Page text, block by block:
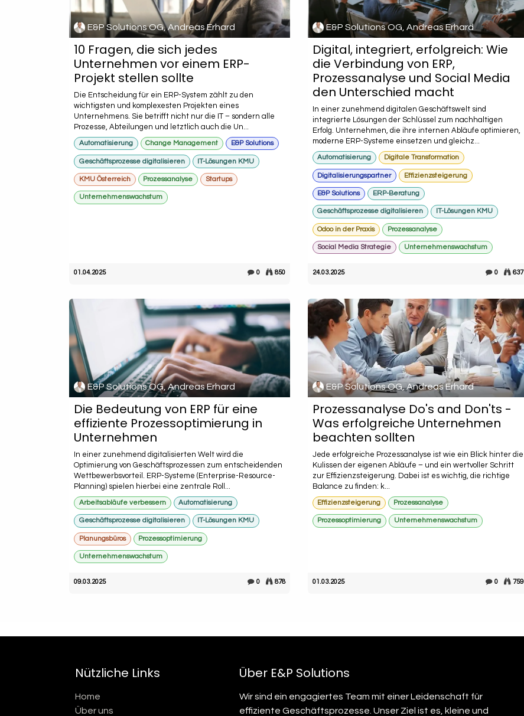
E&P Solutions OG, Andreas Erhard
10 Fragen, die sich jedes
Unternehmen vor einem ERP-
Projekt stellen sollte
Die Entscheidung für ein ERP-System zählt zu den
wichtigsten und komplexesten Projekten eines
Unternehmens. Sie betrifft nicht nur die IT – sondern alle
Prozesse, Abteilungen und letztlich auch die Un...
Automatisierung Change Management E&P Solutions
Geschäftsprozesse digitalisieren IT-Lösungen KMU
KMU Österreich Prozessanalyse Startups
Unternehmenswachstum
01.04.2025 0 850
E&P Solutions OG, Andreas Erhard
Digital, integriert, erfolgreich: Wie
die Verbindung von ERP,
Prozessanalyse und Social Media
den Unterschied macht
In einer zunehmend digitalen Geschäftswelt sind
integrierte Lösungen der Schlüssel zum nachhaltigen
Erfolg. Unternehmen, die ihre internen Abläufe optimieren,
moderne ERP-Systeme einsetzen und gleichz...
Automatisierung Digitale Transformation
Digitalisierungspartner Effizienzsteigerung
E&P Solutions ERP-Beratung
Geschäftsprozesse digitalisieren IT-Lösungen KMU
Odoo in der Praxis Prozessanalyse
Social Media Strategie Unternehmenswachstum
24.03.2025 0 637
E&P Solutions OG, Andreas Erhard
Die Bedeutung von ERP für eine
effiziente Prozessoptimierung in
Unternehmen
In einer zunehmend digitalisierten Welt wird die
Optimierung von Geschäftsprozessen zum entscheidenden
Wettbewerbsvorteil. ERP-Systeme (Enterprise-Resource-
Planning) spielen hierbei eine zentrale Roll...
Arbeitsabläufe verbessern Automatisierung
Geschäftsprozesse digitalisieren IT-Lösungen KMU
Planungsbüros Prozessoptimierung
Unternehmenswachstum
09.03.2025 0 878
E&P Solutions OG, Andreas Erhard
Prozessanalyse Do's and Don'ts -
Was erfolgreiche Unternehmen
beachten sollten
Jede erfolgreiche Prozessanalyse ist wie ein Blick hinter die
Kulissen der eigenen Abläufe – und ein wertvoller Schritt
zur Effizienzsteigerung. Dabei ist es wichtig, die richtige
Balance zu finden: k...
Effizienzsteigerung Prozessanalyse
Prozessoptimierung Unternehmenswachstum
01.03.2025 0 759
Nützliche Links
Home
Über uns
Über E&P Solutions
Wir sind ein engagiertes Team mit einer Leidenschaft für
effiziente Geschäftsprozesse. Unser Ziel ist es, kleine und